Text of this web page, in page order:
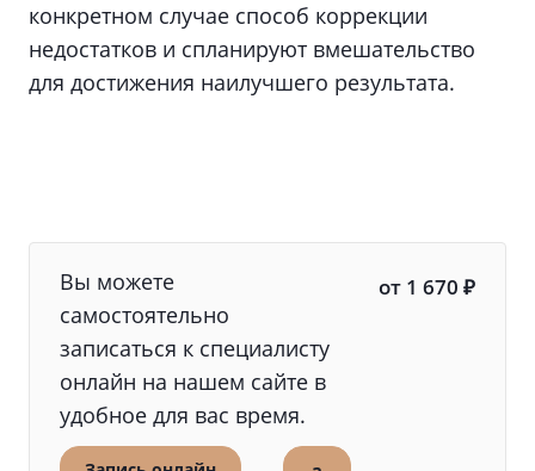
конкретном случае способ коррекции
недостатков и спланируют вмешательство
для достижения наилучшего результата.
Вы можете
самостоятельно
записаться к специалисту
онлайн на нашем сайте в
удобное для вас время.
от 1 670 ₽